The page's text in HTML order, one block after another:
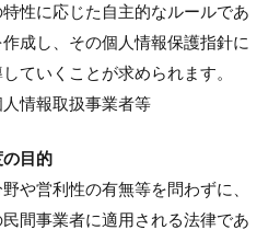
性に応じた自主的なルールであ
成し、その個人情報保護指針に
ていくことが求められます。
情報取扱事業者等
目的
や営利性の有無等を問わずに、
間事業者に適用される法律であ